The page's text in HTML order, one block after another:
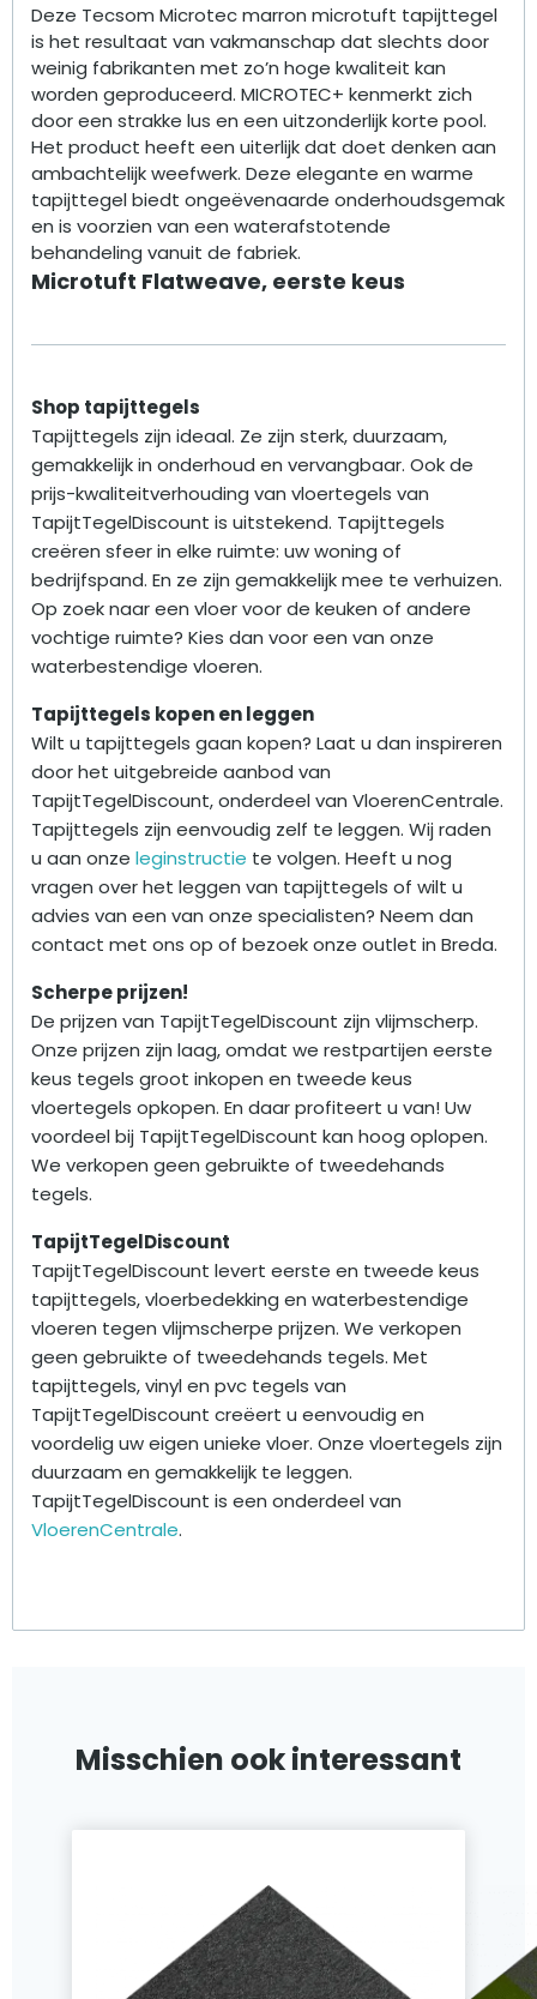
Deze Tecsom Microtec marron microtuft tapijttegel
is het resultaat van vakmanschap dat slechts door
weinig fabrikanten met zo’n hoge kwaliteit kan
worden geproduceerd. MICROTEC+ kenmerkt zich
door een strakke lus en een uitzonderlijk korte pool.
Het product heeft een uiterlijk dat doet denken aan
ambachtelijk weefwerk. Deze elegante en warme
tapijttegel biedt ongeëvenaarde onderhoudsgemak
en is voorzien van een waterafstotende
behandeling vanuit de fabriek.
Microtuft Flatweave, eerste keus
Shop tapijttegels
Tapijttegels zijn ideaal. Ze zijn sterk, duurzaam,
gemakkelijk in onderhoud en vervangbaar. Ook de
prijs-kwaliteitverhouding van vloertegels van
TapijtTegelDiscount is uitstekend. Tapijttegels
creëren sfeer in elke ruimte: uw woning of
bedrijfspand. En ze zijn gemakkelijk mee te verhuizen.
Op zoek naar een vloer voor de keuken of andere
vochtige ruimte? Kies dan voor een van onze
waterbestendige vloeren.
Tapijttegels kopen en leggen
Wilt u tapijttegels gaan kopen? Laat u dan inspireren
door het uitgebreide aanbod van
TapijtTegelDiscount, onderdeel van VloerenCentrale.
Tapijttegels zijn eenvoudig zelf te leggen. Wij raden
u aan onze leginstructie te volgen. Heeft u nog
vragen over het leggen van tapijttegels of wilt u
advies van een van onze specialisten? Neem dan
contact met ons op of bezoek onze outlet in Breda.
Scherpe prijzen!
De prijzen van TapijtTegelDiscount zijn vlijmscherp.
Onze prijzen zijn laag, omdat we restpartijen eerste
keus tegels groot inkopen en tweede keus
vloertegels opkopen. En daar profiteert u van! Uw
voordeel bij TapijtTegelDiscount kan hoog oplopen.
We verkopen geen gebruikte of tweedehands
tegels.
TapijtTegelDiscount
TapijtTegelDiscount levert eerste en tweede keus
tapijttegels, vloerbedekking en waterbestendige
vloeren tegen vlijmscherpe prijzen. We verkopen
geen gebruikte of tweedehands tegels. Met
tapijttegels, vinyl en pvc tegels van
TapijtTegelDiscount creëert u eenvoudig en
voordelig uw eigen unieke vloer. Onze vloertegels zijn
duurzaam en gemakkelijk te leggen.
TapijtTegelDiscount is een onderdeel van
VloerenCentrale.
Misschien ook interessant